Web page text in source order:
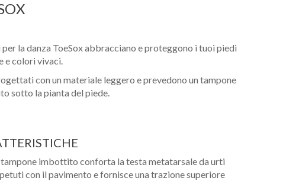
la danza ToeSox abbracciano e proteggono i tuoi piedi
e colori vivaci.
con un materiale leggero e prevedono un tampone
sotto la pianta del piede.
imbottito conforta la testa metatarsale da urti
con il pavimento e fornisce una trazione superiore